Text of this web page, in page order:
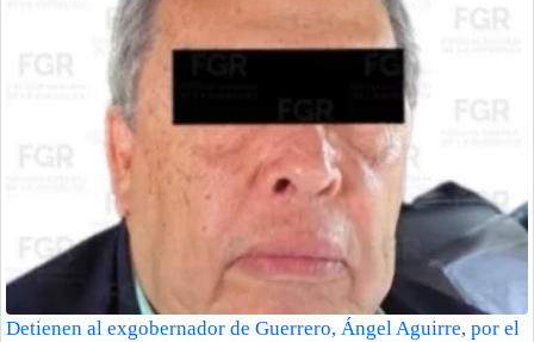
Detienen al exgobernador de Guerrero, Ángel Aguirre, por el